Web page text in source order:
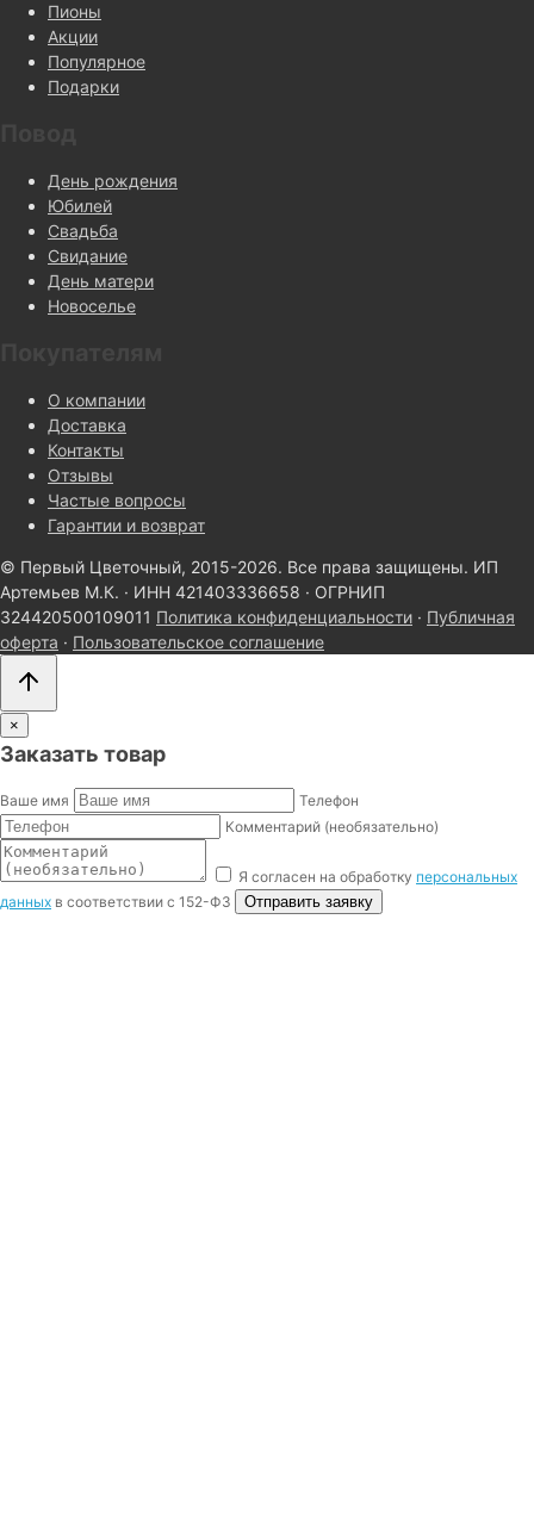
Пионы
Акции
Популярное
Подарки
День рождения
Юбилей
Свадьба
Свидание
День матери
Новоселье
О компании
Доставка
Контакты
Отзывы
Частые вопросы
Гарантии и возврат
© Первый Цветочный, 2015-2026. Все права защищены. ИП
Артемьев М.К. · ИНН 421403336658 · ОГРНИП
324420500109011 Политика конфиденциальности · Публичная
оферта · Пользовательское соглашение
×
Заказать товар
Ваше имя
Телефон
Комментарий (необязательно)
Я согласен на обработку персональных
данных в соответствии с 152-ФЗ Отправить заявку